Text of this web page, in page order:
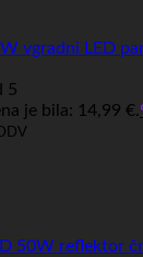
vgradni LED
5
je bila: 14,99 €.
50W reflektor